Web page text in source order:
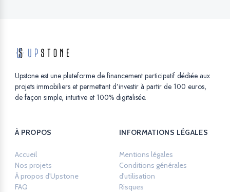
Upstone est une plateforme de financement participatif dédiée aux
projets immobiliers et permettant d’investir à partir de 100 euros,
de façon simple, intuitive et 100% digitalisée.
À PROPOS
Accueil
Nos projets
À propos d'Upstone
FAQ
INFORMATIONS LÉGALES
Mentions légales
Conditions générales
d'utilisation
Risques